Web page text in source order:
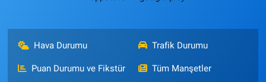
Hava Durumu Trafik Durumu
Puan Durumu ve Fikstür Tüm Manşetler